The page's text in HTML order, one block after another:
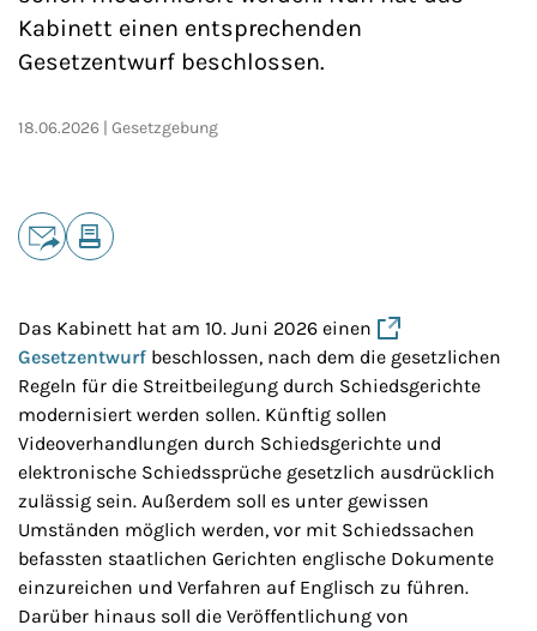
Kabinett einen entsprechenden
Gesetzentwurf beschlossen.
18.06.2026 Gesetzgebung
Teilen
Das Kabinett hat am 10. Juni 2026 einen
Gesetzentwurf beschlossen, nach dem die gesetzlichen
Regeln für die Streitbeilegung durch Schiedsgerichte
modernisiert werden sollen. Künftig sollen
Videoverhandlungen durch Schiedsgerichte und
elektronische Schiedssprüche gesetzlich ausdrücklich
zulässig sein. Außerdem soll es unter gewissen
Umständen möglich werden, vor mit Schiedssachen
befassten staatlichen Gerichten englische Dokumente
einzureichen und Verfahren auf Englisch zu führen.
Darüber hinaus soll die Veröffentlichung von